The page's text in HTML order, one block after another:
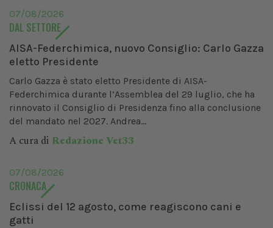
07/08/2026
DAL SETTORE
AISA-Federchimica, nuovo Consiglio: Carlo Gazza
eletto Presidente
Carlo Gazza è stato eletto Presidente di AISA-
Federchimica durante l’Assemblea del 29 luglio, che ha
rinnovato il Consiglio di Presidenza fino alla conclusione
del mandato nel 2027. Andrea...
A cura di Redazione Vet33
07/08/2026
CRONACA
Eclissi del 12 agosto, come reagiscono cani e
gatti